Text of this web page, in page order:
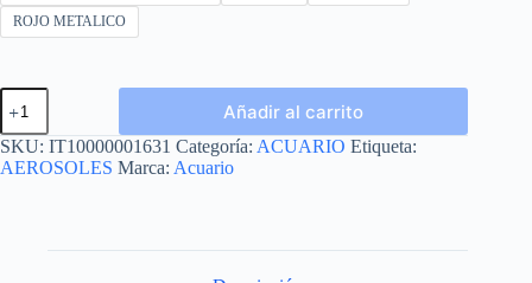
ROJO METALICO
AEROSOL
ACUARIO
cantidad
Añadir al carrito
SKU: IT10000001631 Categoría: ACUARIO Etiqueta:
AEROSOLES Marca: Acuario